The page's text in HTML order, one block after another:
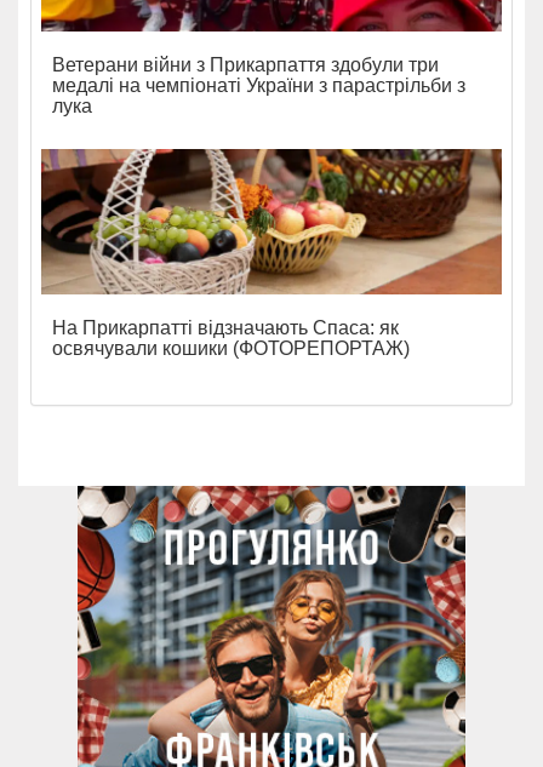
Ветерани війни з Прикарпаття здобули три
медалі на чемпіонаті України з парастрільби з
лука
На Прикарпатті відзначають Спаса: як
освячували кошики (ФОТОРЕПОРТАЖ)